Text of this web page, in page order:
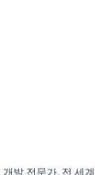
발 전문가, 전 세계